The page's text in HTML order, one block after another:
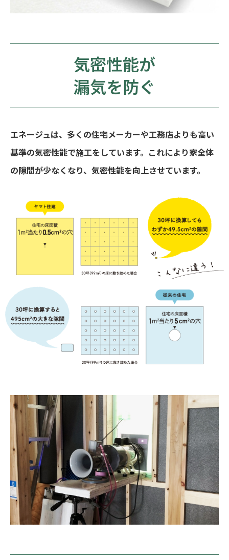
気密性能が
漏気を防ぐ
エネージュは、多くの住宅メーカーや工務店よりも高い
基準の気密性能で施工をしています。これにより家全体
の隙間が少なくなり、気密性能を向上させています。